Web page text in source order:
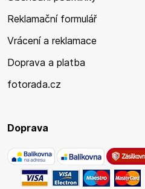
Reklamační formulář
Vrácení a reklamace
Doprava a platba
fotorada.cz
Doprava